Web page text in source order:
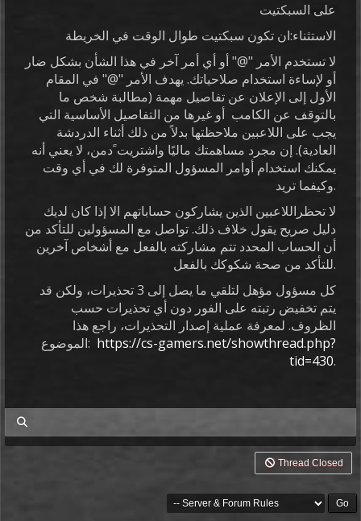
على السبكتيت
الاستثناء:ان تكون سبكتيت طوال الوقت في الخريطة
لا تستخدم الأمر "@" أو أي أمر آخر في هذا الشأن بشكل ضار
أو لإساءة استخدام صلاحياتك. يهدف الأمر "@" في المقام
الأول إلى الإعلان عن تفاصيل مهمة (مطالبة شخص ما
بالتوقف عن الكامب أو غيرها من التفاصيل الأساسية التي
يجب على اللاعبين ملاحظتها بدلاً من ذلك أثناء الدردشة
العادية). إن مجرد مساهمتك ماليًا واشتريت ًدمن، لا يعني أنه
يمكنك استخدام أوامر المسؤول المتوفرة لك في أي وقت
وكيفما تريد.
لا تحظراللاعبين الذين يشاركون حساباتهم الا إذا كان لديك
دليل صريح يقول خلاف ذلك. تواصل مع المسؤولين للتأكد من
أن الحساب المحدد تتم مشاركته بالفعل مع أشخاص آخرين
للتأكد من صحة شكوكك بالفعل.
كل مسؤول مؤهل لتلقي ما يصل إلى 3 تحذيرات، ولكن قد
يتم تخفيض رتبته على الفور دون أي تحذيرات حسب
الظروف. لمعرفة عملية إصدار التحذيرات، راجع هذا
الموضوع: https://cs-gamers.net/showthread.php?
tid=430.
Thread Closed